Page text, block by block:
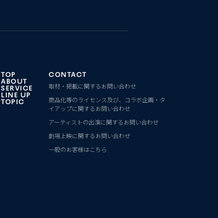
TOP
ABOUT
SERVICE
LINE UP
TOPIC
CONTACT
取材・掲載に関するお問い合わせ
商品化等のライセンス及び、コラボ企画・タ
イアップに関するお問い合わせ
アーティストの出演に関するお問い合わせ
劇場上映に関するお問い合わせ
一般のお客様はこちら